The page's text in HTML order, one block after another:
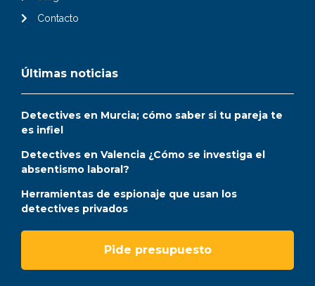
Contacto
Últimas noticias
Detectives en Murcia; cómo saber si tu pareja te
es infiel
Detectives en Valencia ¿Cómo se investiga el
absentismo laboral?
Herramientas de espionaje que usan los
detectives privados
Pide presupuesto